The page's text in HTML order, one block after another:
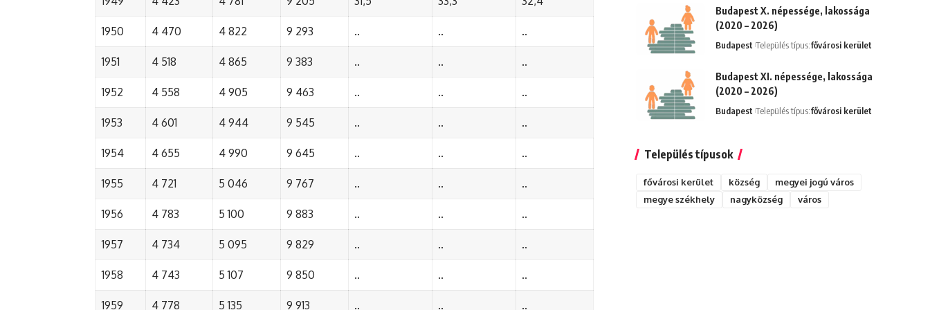
1950 4 470 4 822 9 293 .. .. ..
1951 4 518 4 865 9 383 .. .. ..
1952 4 558 4 905 9 463 .. .. ..
1953 4 601 4 944 9 545 .. .. ..
1954 4 655 4 990 9 645 .. .. ..
1955 4 721 5 046 9 767 .. .. ..
1956 4 783 5 100 9 883 .. .. ..
1957 4 734 5 095 9 829 .. .. ..
1958 4 743 5 107 9 850 .. .. ..
1959 4 778 5 135 9 913 .. .. ..
Budapest X. népessége, lakossága
(2020 – 2026)
Budapest Település típus:fővárosi kerület
Budapest XI. népessége, lakossága
(2020 – 2026)
Budapest Település típus:fővárosi kerület
Település típusok
fővárosi kerület község
megyei jogú város
megye székhely
nagyközség város